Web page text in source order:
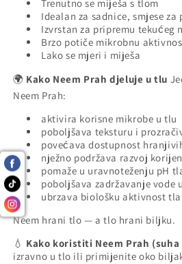
Trenutno se miješa s tlom
Idealan za sadnice, smjese
Izvrstan za pripremu tekućeg
Brzo potiče mikrobnu
Lako se mjeri i miješa
🌍 Kako Neem Prah djeluje u tlu
Neem Prah:
aktivira korisne mikrobe u tlu
poboljšava teksturu i
povećava dostupnost
nježno podržava razvoj
pomaže u uravnoteženju pH
poboljšava zadržavanje vode
ubrzava biološku aktivnost tla
Neem hrani tlo — a tlo hrani biljku.
💧 Kako koristiti Neem Prah
izravno u tlo ili primijenite oko